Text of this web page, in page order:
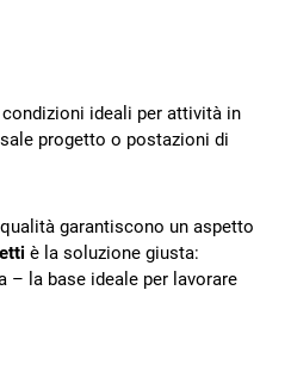
ideali per attività in
progetto o postazioni di
garantiscono un aspetto
è la soluzione giusta:
– la base ideale per lavorare